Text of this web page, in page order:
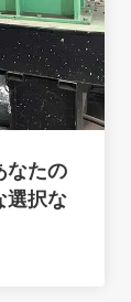
なたの
選択な